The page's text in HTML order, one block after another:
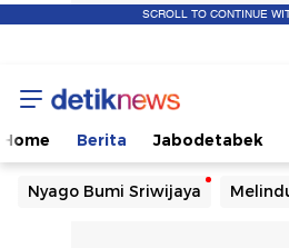
SCROLL TO CONTINUE
Home Berita Jabodetabek
Nyago Bumi Sriwijaya